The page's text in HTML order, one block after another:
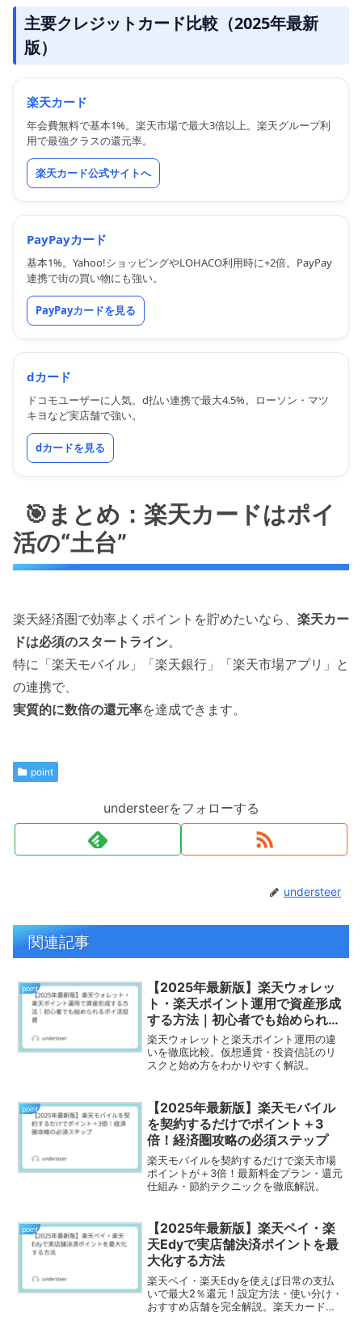
主要クレジットカード比較（2025年最新
版）
楽天カード
年会費無料で基本1%。楽天市場で最大3倍以上。楽天グループ利
用で最強クラスの還元率。
楽天カード公式サイトへ
PayPayカード
基本1%。Yahoo!ショッピングやLOHACO利用時に+2倍。PayPay
連携で街の買い物にも強い。
PayPayカードを見る
dカード
ドコモユーザーに人気。d払い連携で最大4.5%。ローソン・マツ
キヨなど実店舗で強い。
dカードを見る
🎯まとめ：楽天カードはポイ
活の“土台”
楽天経済圏で効率よくポイントを貯めたいなら、 楽天カー
ドは必須のスタートライン。
特に「楽天モバイル」「楽天銀行」「楽天市場アプリ」と
の連携で、
実質的に数倍の還元率を達成できます。
point
understeerをフォローする
understeer
関連記事
point
【2025年最新版】楽天ウォレッ
ト・楽天ポイント運用で資産形成
する方法｜初心者でも始められる
ポイ活投資
楽天ウォレットと楽天ポイント運用の違
いを徹底比較。仮想通貨・投資信託のリ
スクと始め方をわかりやすく解説。
point
【2025年最新版】楽天モバイル
を契約するだけでポイント＋3
倍！経済圏攻略の必須ステップ
楽天モバイルを契約するだけで楽天市場
ポイントが＋3倍！最新料金プラン・還元
仕組み・節約テクニックを徹底解説。
point
【2025年最新版】楽天ペイ・楽
天Edyで実店舗決済ポイントを最
大化する方法
楽天ペイ・楽天Edyを使えば日常の支払
いで最大2％還元！設定方法・使い分け・
おすすめ店舗を完全解説。楽天カード連